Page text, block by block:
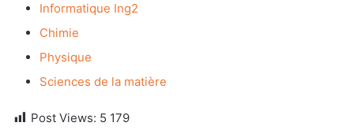
Informatique Ing2
Chimie
Physique
Sciences de la matière
Post Views: 5 179